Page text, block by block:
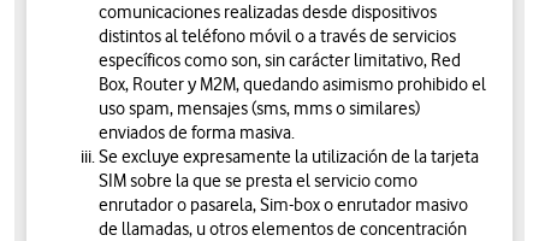
comunicaciones realizadas desde dispositivos
distintos al teléfono móvil o a través de servicios
específicos como son, sin carácter limitativo, Red
Box, Router y M2M, quedando asimismo prohibido el
uso spam, mensajes (sms, mms o similares)
enviados de forma masiva.
Se excluye expresamente la utilización de la tarjeta
SIM sobre la que se presta el servicio como
enrutador o pasarela, Sim-box o enrutador masivo
de llamadas, u otros elementos de concentración